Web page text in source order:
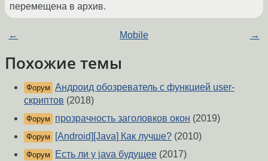
перемещена в архив.
← Mobile →
Похожие темы
Форум Андроид обозреватель с функцией user-
скриптов (2018)
Форум прозрачность заголовков окон (2019)
Форум [Android][Java] Как лучше? (2010)
Форум Есть ли у java будущее (2017)